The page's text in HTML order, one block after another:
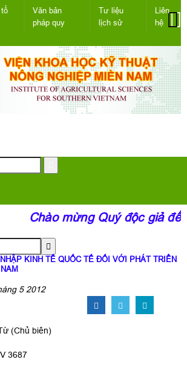
Văn bản
pháp quy
Tư liệu
lịch sử
Liên
hệ
Chào mừng Quý độc giả
KINH TẾ QUỐC TẾ ĐỐI VỚI PHÁT TRIỂN
5 2012
(Chủ biên)
3687